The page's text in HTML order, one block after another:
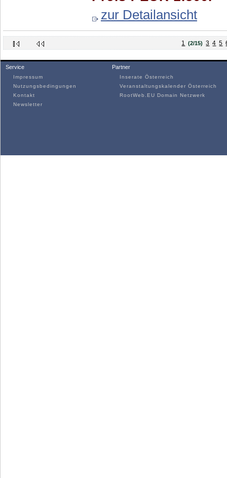
zur Detailansicht
1 (2/15) 3 4 5
Service
Impressum
Nutzungsbedingungen
Kontakt
Newsletter
Partner
Inserate Österreich
Veranstaltungskalender Österreich
RootWeb.EU Domain Netzwerk